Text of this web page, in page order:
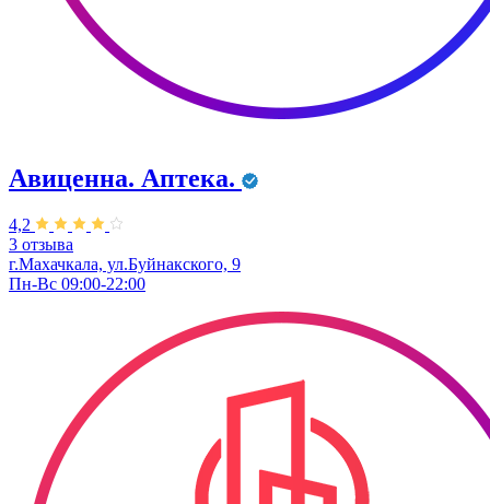
Авиценна. Аптека.
4,2
3 отзыва
г.Махачкала, ул.Буйнакского, 9
Пн-Вс 09:00-22:00